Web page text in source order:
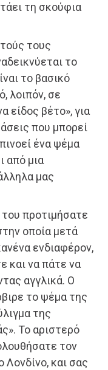
τη σκούφια
τους
το
το βασικό
λοιπόν, σε
είδος βέτο», για
που μπορεί
ένα ψέμα
από μια
μας
του προτιμήσατε
οποία μετά
ενδιαφέρον,
και να πάτε να
αγγλικά. Ο
το ψέμα της
της
Το αριστερό
τον
και σας